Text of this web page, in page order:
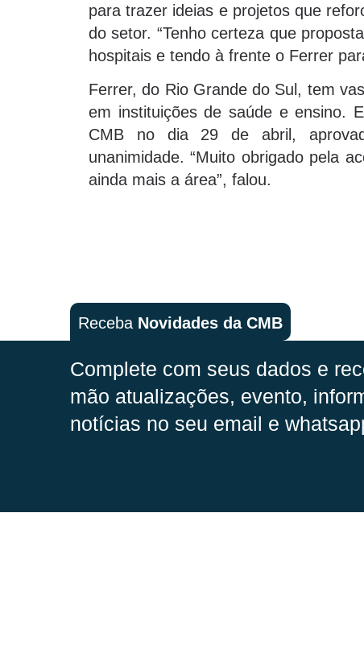
para trazer ideias e projetos que
do setor. “Tenho certeza que
hospitais e tendo à frente o Ferrer
Ferrer, do Rio Grande do Sul, tem
em instituições de saúde e ensino.
CMB no dia 29 de abril,
unanimidade. “Muito obrigado pela
ainda mais a área”, falou.
Receba Novidades da CMB
Complete com seus dados e
mão atualizações, evento,
notícias no seu email e